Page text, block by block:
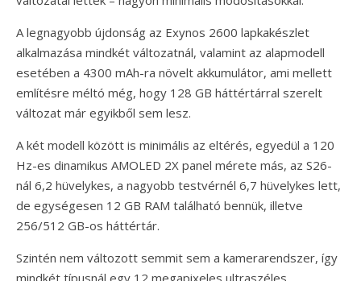
A legnagyobb újdonság az Exynos 2600 lapkakészlet
alkalmazása mindkét változatnál, valamint az alapmodell
esetében a 4300 mAh-ra növelt akkumulátor, ami mellett
említésre méltó még, hogy 128 GB háttértárral szerelt
változat már egyikből sem lesz.
A két modell között is minimális az eltérés, egyedül a 120
Hz-es dinamikus AMOLED 2X panel mérete más, az S26-
nál 6,2 hüvelykes, a nagyobb testvérnél 6,7 hüvelykes lett,
de egységesen 12 GB RAM található bennük, illetve
256/512 GB-os háttértár.
Szintén nem változott semmit sem a kamerarendszer, így
mindkét típusnál egy 12 megapixeles ultraszéles